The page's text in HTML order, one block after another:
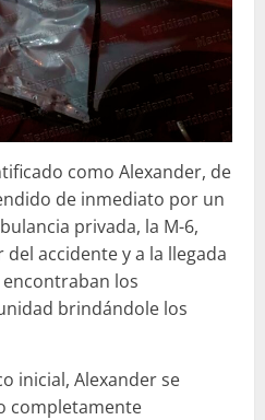
como Alexander, de
de inmediato por un
privada, la M-6,
accidente y a la llegada
los
brindándole los
inicial, Alexander se
completamente